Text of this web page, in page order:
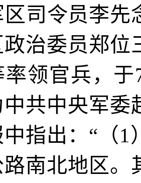
区司令员李先
治委员郑
领官兵，于
共中央军委
指出： “ （1
南北地区。